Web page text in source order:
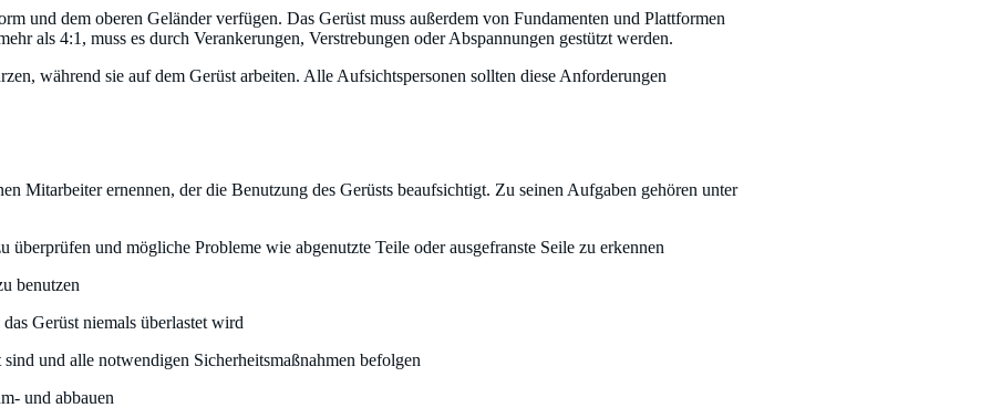
und dem oberen Geländer verfügen. Das Gerüst muss außerdem von Fundamenten und Plattformen
als 4:1, muss es durch Verankerungen, Verstrebungen oder Abspannungen gestützt werden.
während sie auf dem Gerüst arbeiten. Alle Aufsichtspersonen sollten diese Anforderungen
Mitarbeiter ernennen, der die Benutzung des Gerüsts beaufsichtigt. Zu seinen Aufgaben gehören unter
und mögliche Probleme wie abgenutzte Teile oder ausgefranste Seile zu erkennen
benutzen
Gerüst niemals überlastet wird
und alle notwendigen Sicherheitsmaßnahmen befolgen
und abbauen